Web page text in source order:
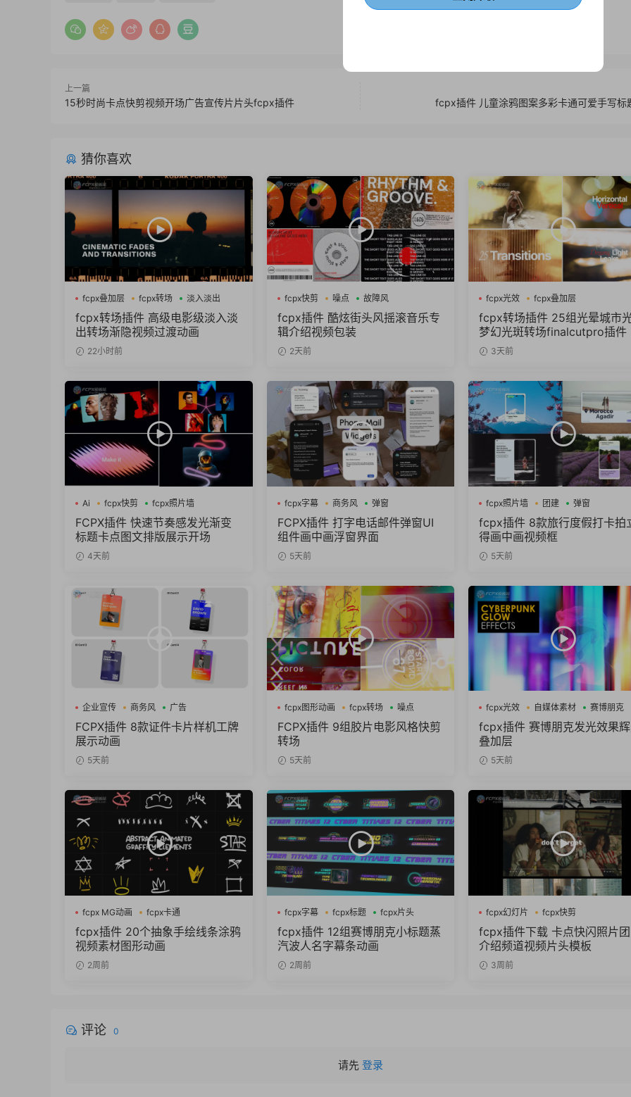
上一篇
15秒时尚卡点快剪视频开场广告宣传片片头fcpx插件 fcpx插件 儿童涂鸦图案多彩卡通可爱手写标
猜你喜欢
fcpx叠加层 fcpx转场 淡入淡出
fcpx转场插件 高级电影级淡入淡
出转场渐隐视频过渡动画
22小时前
fcpx快剪 噪点 故障风
fcpx插件 酷炫街头风摇滚音乐专
辑介绍视频包装
2天前
fcpx光效
fcpx叠加层
fcpx图形动画
fcpx转场插件 25组光晕城市
梦幻光斑转场finalcutpro插件
3天前
Ai fcpx快剪 fcpx照片墙
FCPX插件 快速节奏感发光渐变
标题卡点图文排版展示开场
4天前
fcpx字幕 商务风 弹窗
FCPX插件 打字电话邮件弹窗UI
组件画中画浮窗界面
5天前
fcpx照片墙 团建 弹窗
fcpx插件 8款旅行度假打卡拍
得画中画视频框
5天前
企业宣传 商务风 广告
FCPX插件 8款证件卡片样机工牌
展示动画
5天前
fcpx图形动画 fcpx转场 噪点
FCPX插件 9组胶片电影风格快剪
转场
5天前
fcpx光效 自媒体素材 赛博朋克
fcpx插件 赛博朋克发光效果
叠加层
5天前
fcpx MG动画
fcpx卡通
fcpx图形动画
fcpx插件 20个抽象手绘线条涂鸦
视频素材图形动画
2周前
fcpx字幕 fcpx标题 fcpx片头
fcpx插件 12组赛博朋克小标题蒸
汽波人名字幕条动画
2周前
fcpx幻灯片
fcpx快剪
fcpx视频开场
fcpx插件下载 卡点快闪照片
介绍频道视频片头模板
3周前
评论 0
请先 登录